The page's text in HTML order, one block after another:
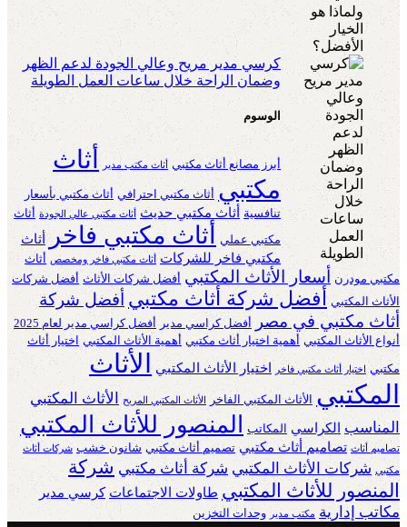
كرسي مدير مريح وعالي الجودة لدعم الظهر
وضمان الراحة خلال ساعات العمل الطويلة
الوسوم
أبرز مصانع أثاث مكتبي أثاث مكتب مدير
أثاث
مكتبي أثاث مكتبي احترافي أثاث مكتبي بأسعار
تنافسية أثاث مكتبي حديث أثاث مكتبي عالي الجودة أثاث
مكتبي عملي
أثاث مكتبي فاخر أثاث
مكتبي فاخر للشركات
أثاث مكتبي فاخر ومخصص أثاث
مكتبي مودرن أسعار الأثاث المكتبي أفضل شركات الأثاث أفضل شركات
الأثاث المكتبي أفضل شركة أثاث مكتبي أفضل شركة
أثاث مكتبي في مصر
أفضل كراسي مدير
أفضل كراسي مدير لعام 2025
أنواع الأثاث المكتبي أهمية اختيار أثاث مكتبي أهمية الأثاث المكتبي اختيار أثاث
مكتبي اختيار أثاث مكتبي فاخر اختيار الأثاث المكتبي الأثاث
المكتبي الأثاث المكتبي الفاخر الأثاث المكتبي المريح
الأثاث المكتبي
المناسب الكراسي المكاتب المنصور للأثاث المكتبي
تصاميم أثاث تصاميم أثاث مكتبي تصميم أثاث مكتبي شانون خشب شركات أثاث
مكتبي شركات الأثاث المكتبي شركة أثاث مكتبي شركة
المنصور للأثاث المكتبي طاولات الاجتماعات كرسي مدير
مكاتب إدارية مكتب مدير وحدات التخزين